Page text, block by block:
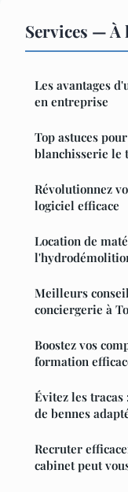
Services — À
Les avantages
en entreprise
Top astuces
blanchisserie le
Révolutionnez
logiciel efficace
Location de
Meilleurs
conciergerie à
Boostez vos
formation
Évitez les
de bennes
Recruter
cabinet peut